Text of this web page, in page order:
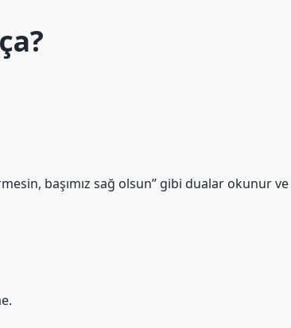
başımız sağ olsun” gibi dualar okunur ve